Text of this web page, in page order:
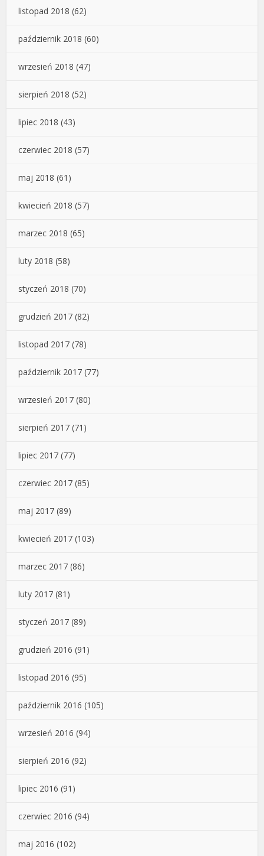
listopad 2018 (62)
październik 2018 (60)
wrzesień 2018 (47)
sierpień 2018 (52)
lipiec 2018 (43)
czerwiec 2018 (57)
maj 2018 (61)
kwiecień 2018 (57)
marzec 2018 (65)
luty 2018 (58)
styczeń 2018 (70)
grudzień 2017 (82)
listopad 2017 (78)
październik 2017 (77)
wrzesień 2017 (80)
sierpień 2017 (71)
lipiec 2017 (77)
czerwiec 2017 (85)
maj 2017 (89)
kwiecień 2017 (103)
marzec 2017 (86)
luty 2017 (81)
styczeń 2017 (89)
grudzień 2016 (91)
listopad 2016 (95)
październik 2016 (105)
wrzesień 2016 (94)
sierpień 2016 (92)
lipiec 2016 (91)
czerwiec 2016 (94)
maj 2016 (102)